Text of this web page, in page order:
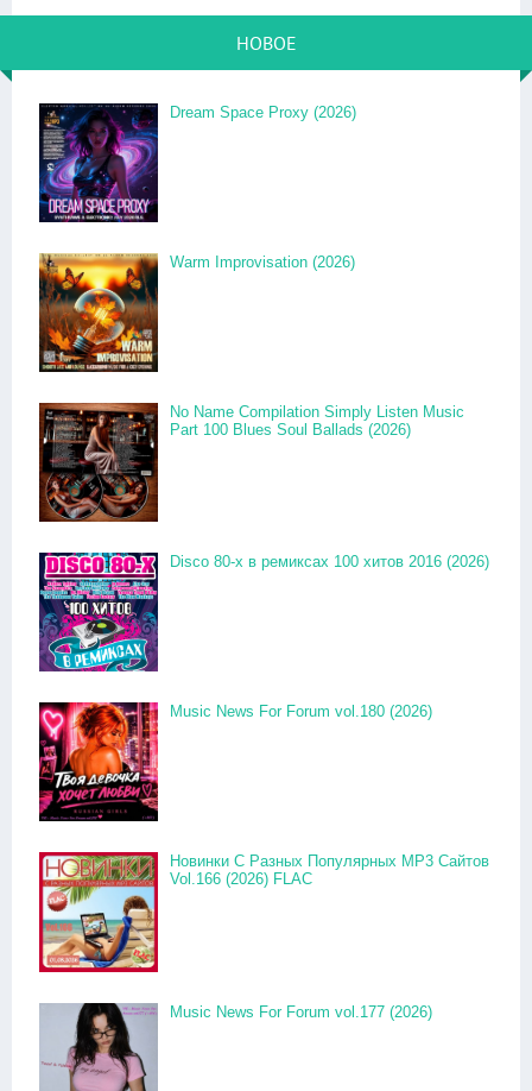
НОВОЕ
Dream Space Proxy (2026)
Warm Improvisation (2026)
No Name Compilation Simply Listen Music
Part 100 Blues Soul Ballads (2026)
Disco 80-x в ремиксах 100 хитов 2016 (2026)
Music News For Forum vol.180 (2026)
Новинки С Разных Популярных MP3 Сайтов
Vol.166 (2026) FLAC
Music News For Forum vol.177 (2026)